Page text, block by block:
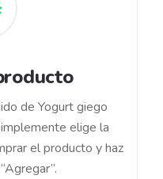
de Yogurt giego
elige la
el producto y haz